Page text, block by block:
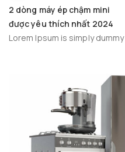
2 dòng máy ép chậm mini
được yêu thích nhất 2024
Lorem Ipsum is simply dummy